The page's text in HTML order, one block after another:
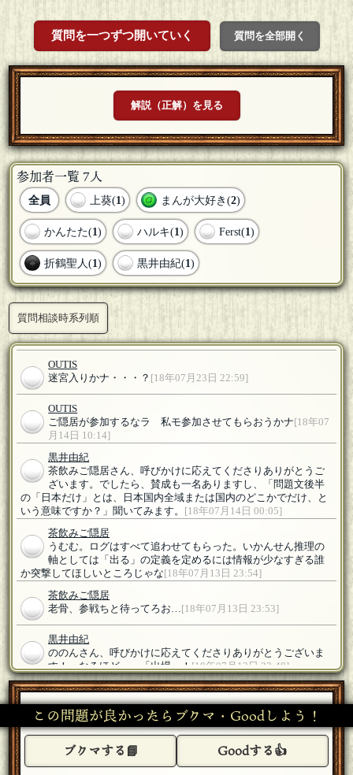
質問を一つずつ開いていく 質問を全部開く
解説（正解）を見る
参加者一覧 7人
全員 上葵(1) まんが大好き(2)
かんたた(1) ハルキ(1) Ferst(1)
折鶴聖人(1) 黒井由紀(1)
質問相談時系列順
OUTIS
迷宮入りかナ・・・？ [18年07月23日 22:59]
OUTIS
ご隠居が参加するなラ 私モ参加させてもらおうかナ [18年07
月14日 10:14]
黒井由紀
茶飲みご隠居さん、呼びかけに応えてくださりありがとうご
ざいます。でしたら、賛成も一名ありますし、「問題文後半
の「日本だけ」とは、日本国内全域または国内のどこかでだけ、と
いう意味ですか？」聞いてみます。
[18年07月14日 00:05]
茶飲みご隠居
うむむ。ログはすべて追わせてもらった。いかんせん推理の
軸としては「出る」の定義を定めるには情報が少なすぎる誰
か突撃してほしいところじゃな [18年07月13日 23:54]
茶飲みご隠居
老骨、参戦ちと待ってろお… [18年07月13日 23:53]
黒井由紀
ののんさん、呼びかけに応えてくださりありがとうございま
す！ なるほど～、「出場」！[18年07月13日 23:48]
ののん
はじめまして、参加させていただきますー。「出る」、出場
とかもあるかなと思いました[18年07月13日 23:44]
甘木[☆スタンプ絵師]
('ω')ノ [18年07月13日 23:18]
この問題が良かったらブクマ・Goodしよう！
ブクマする📘 Goodする👍